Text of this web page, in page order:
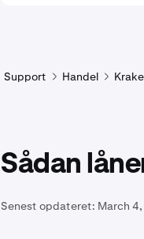
Support Handel
Sådan
Senest opdateret: March